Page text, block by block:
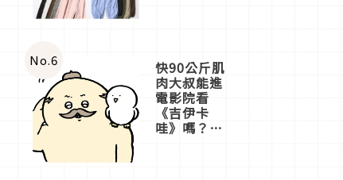
No.6 快90公斤肌
肉大叔能進
電影院看
《吉伊卡
哇》嗎？日